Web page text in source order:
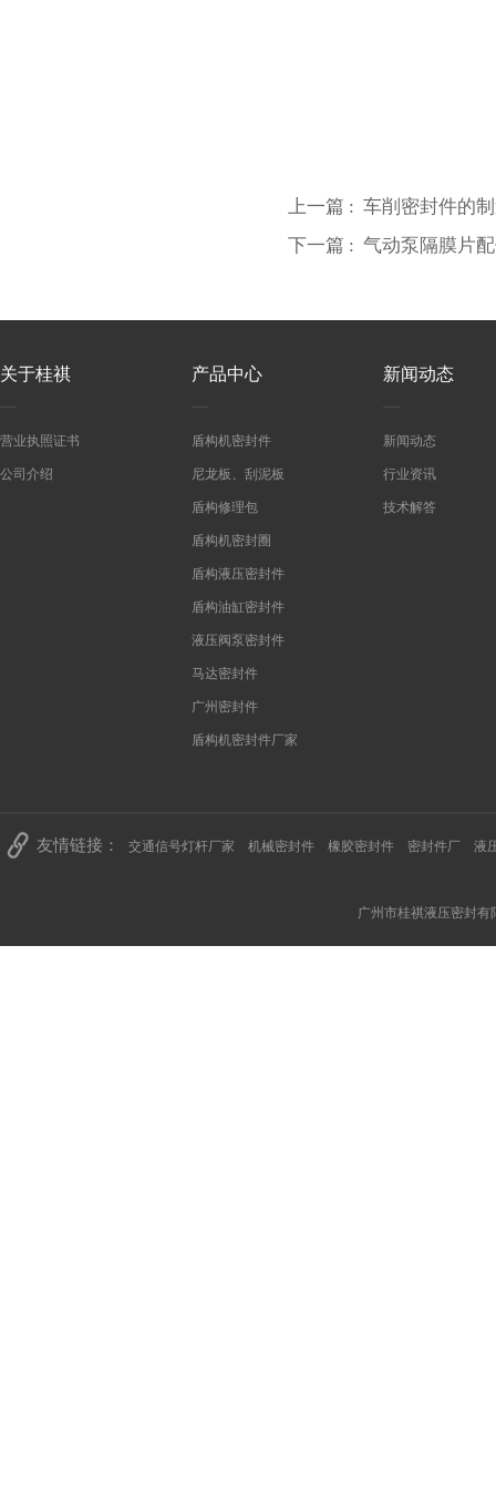
上一篇 : 车削密封件的
下一篇 : 气动泵隔膜片
关于桂祺
营业执照证书
公司介绍
产品中心
盾构机密封件
尼龙板、刮泥板
盾构修理包
盾构机密封圈
盾构液压密封件
盾构油缸密封件
液压阀泵密封件
马达密封件
广州密封件
盾构机密封件厂家
新闻动态
新闻动态
行业资讯
技术解答
友情链接： 交通信号灯杆厂家 机械密封件 橡胶密封件 密封件厂 液
广州市桂祺液压密封有